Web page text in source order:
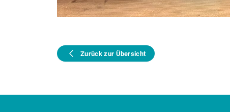
Zurück zur Übersicht